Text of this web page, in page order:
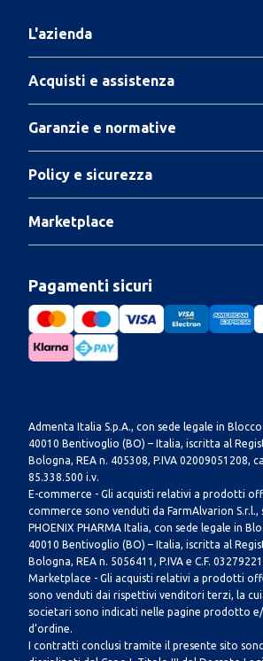
L'azienda
Acquisti e assistenza
Garanzie e normative
Policy e sicurezza
Marketplace
Pagamenti sicuri
Admenta Italia S.p.A., con sede legale in
40010 Bentivoglio (BO) – Italia, iscritta al
Bologna, REA n. 405308, P.IVA 02009051208,
85.338.500 i.v.
E-commerce - Gli acquisti relativi a prodotti
commerce sono venduti da FarmAlvarion S.r.l.,
PHOENIX PHARMA Italia, con sede legale in
40010 Bentivoglio (BO) – Italia, iscritta al
Bologna, REA n. 5056411, P.IVA e C.F.
Marketplace - Gli acquisti relativi a prodotti
sono venduti dai rispettivi venditori terzi, la
societari sono indicati nelle pagine prodotto
d’ordine.
I contratti conclusi tramite il presente sito